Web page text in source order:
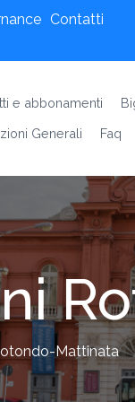
Contatti
e abbonamenti
Generali
Faq
Mattinata